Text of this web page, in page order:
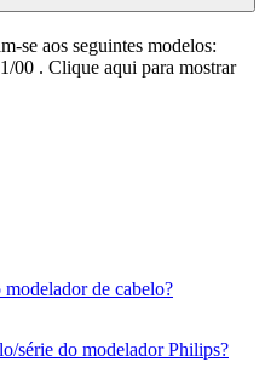
se aos seguintes modelos:
00 . Clique aqui para mostrar
de cabelo?
série do modelador Philips?